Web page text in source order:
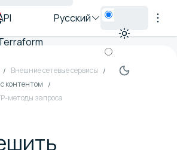
Русский
Внешние сетевые сервисы
контентом
методы запроса